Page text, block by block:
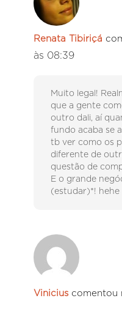
Renata Tibiriçá
às 08:39
Muito legal!
que a gente
outro dali, aí
fundo acaba se
tb ver como os
diferente de
questão de
E o grande
(estudar)*! hehe
Vinicius comentou